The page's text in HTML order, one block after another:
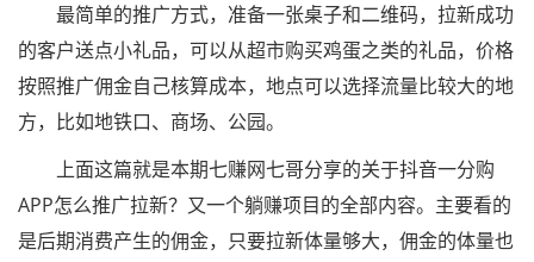
最简单的推广方式，准备一张桌子和二维码，拉新成功
的客户送点小礼品，可以从超市购买鸡蛋之类的礼品，价格
按照推广佣金自己核算成本，地点可以选择流量比较大的地
方，比如地铁口、商场、公园。
上面这篇就是本期七赚网七哥分享的关于抖音一分购
APP怎么推广拉新？又一个躺赚项目的全部内容。主要看的
是后期消费产生的佣金，只要拉新体量够大，佣金的体量也